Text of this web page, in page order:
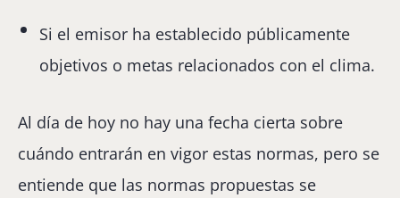
Si el emisor ha establecido públicamente
objetivos o metas relacionados con el clima.
Al día de hoy no hay una fecha cierta sobre
cuándo entrarán en vigor estas normas, pero se
entiende que las normas propuestas se